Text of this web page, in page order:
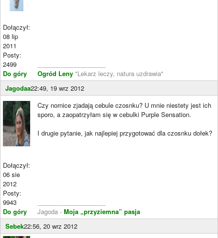
Dołączył:
08 lip
2011
Posty:
2499
Do góry
Ogród Leny "Lekarz leczy, natura uzdrawia"
Jagodaa22:49, 19 wrz 2012
Dołączył:
06 sie
2012
Posty:
9943
Do góry
Czy nornice zjadają cebule czosnku? U mnie niestety jest ich
sporo, a zaopatrzyłam się w cebulki Purple Sensation.
I drugie pytanie, jak najlepiej przygotować dla czosnku dołek?
Jagoda - Moja „przyziemna” pasja
Sebek22:56, 20 wrz 2012